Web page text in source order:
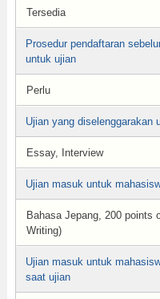
Tersedia
Prosedur pendaftaran
untuk ujian
Perlu
Ujian yang diselenggarakan
Essay, Interview
Ujian masuk untuk
Bahasa Jepang, 200 points
Writing)
Ujian masuk untuk
saat ujian